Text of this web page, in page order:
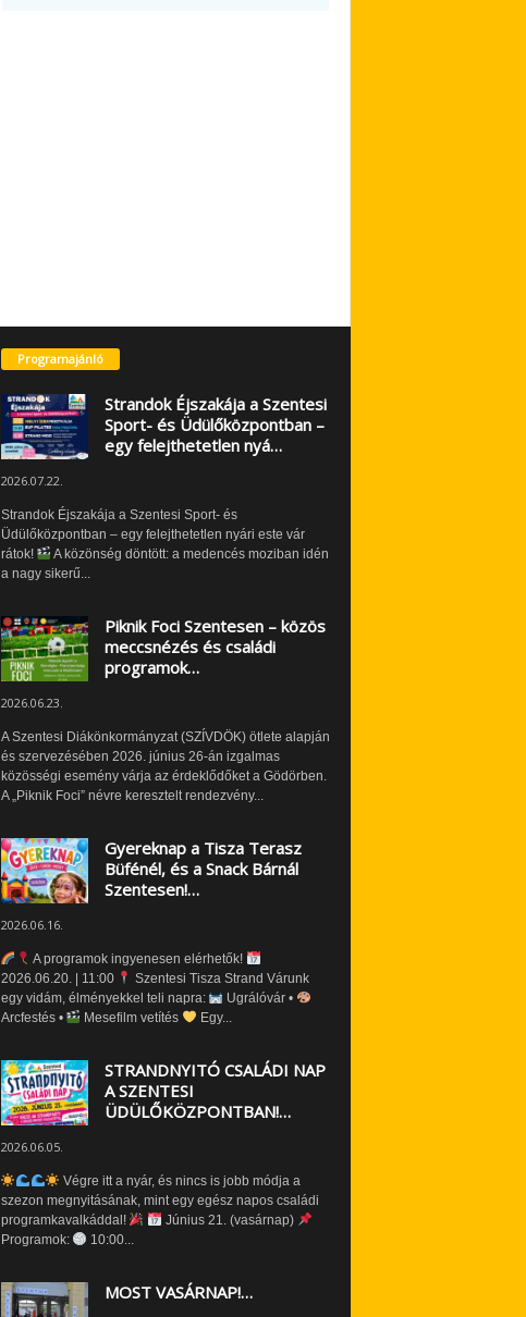
Programajánló
Strandok Éjszakája a Szentesi
Sport- és Üdülőközpontban –
egy felejthetetlen nyá…
2026.07.22.
Strandok Éjszakája a Szentesi Sport- és
Üdülőközpontban – egy felejthetetlen nyári este vár
rátok!
A közönség döntött: a medencés moziban idén
a nagy sikerű...
Piknik Foci Szentesen – közös
meccsnézés és családi
programok…
2026.06.23.
A Szentesi Diákönkormányzat (SZÍVDÖK) ötlete alapján
és szervezésében 2026. június 26-án izgalmas
közösségi esemény várja az érdeklődőket a Gödörben.
A „Piknik Foci” névre keresztelt rendezvény...
Gyereknap a Tisza Terasz
Büfénél, és a Snack Bárnál
Szentesen!…
2026.06.16.
A programok ingyenesen elérhetők!
2026.06.20. | 11:00
Szentesi Tisza Strand Várunk
egy vidám, élményekkel teli napra:
Ugrálóvár •
Arcfestés •
Mesefilm vetítés Egy...
STRANDNYITÓ CSALÁDI NAP
A SZENTESI
ÜDÜLŐKÖZPONTBAN!…
2026.06.05.
Végre itt a nyár, és nincs is jobb módja a
szezon megnyitásának, mint egy egész napos családi
programkavalkáddal!
Június 21. (vasárnap)
Programok:
10:00...
MOST VASÁRNAP!…